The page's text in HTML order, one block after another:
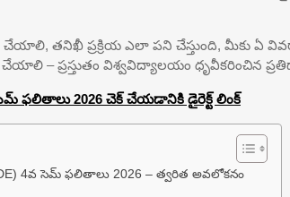
తనిఖీ ప్రక్రియ ఎలా పని చేస్తుంది, మీకు ఏ
– ప్రస్తుతం విశ్వవిద్యాలయం ధృవీకరించిన
2026 చెక్ చేయడానికి డైరెక్ట్ లింక్
4వ సెమ్ ఫలితాలు 2026 – త్వరిత అవలోకనం